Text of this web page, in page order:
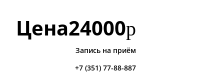
Цена24000р
Запись на приём
+7 (351) 77-88-887